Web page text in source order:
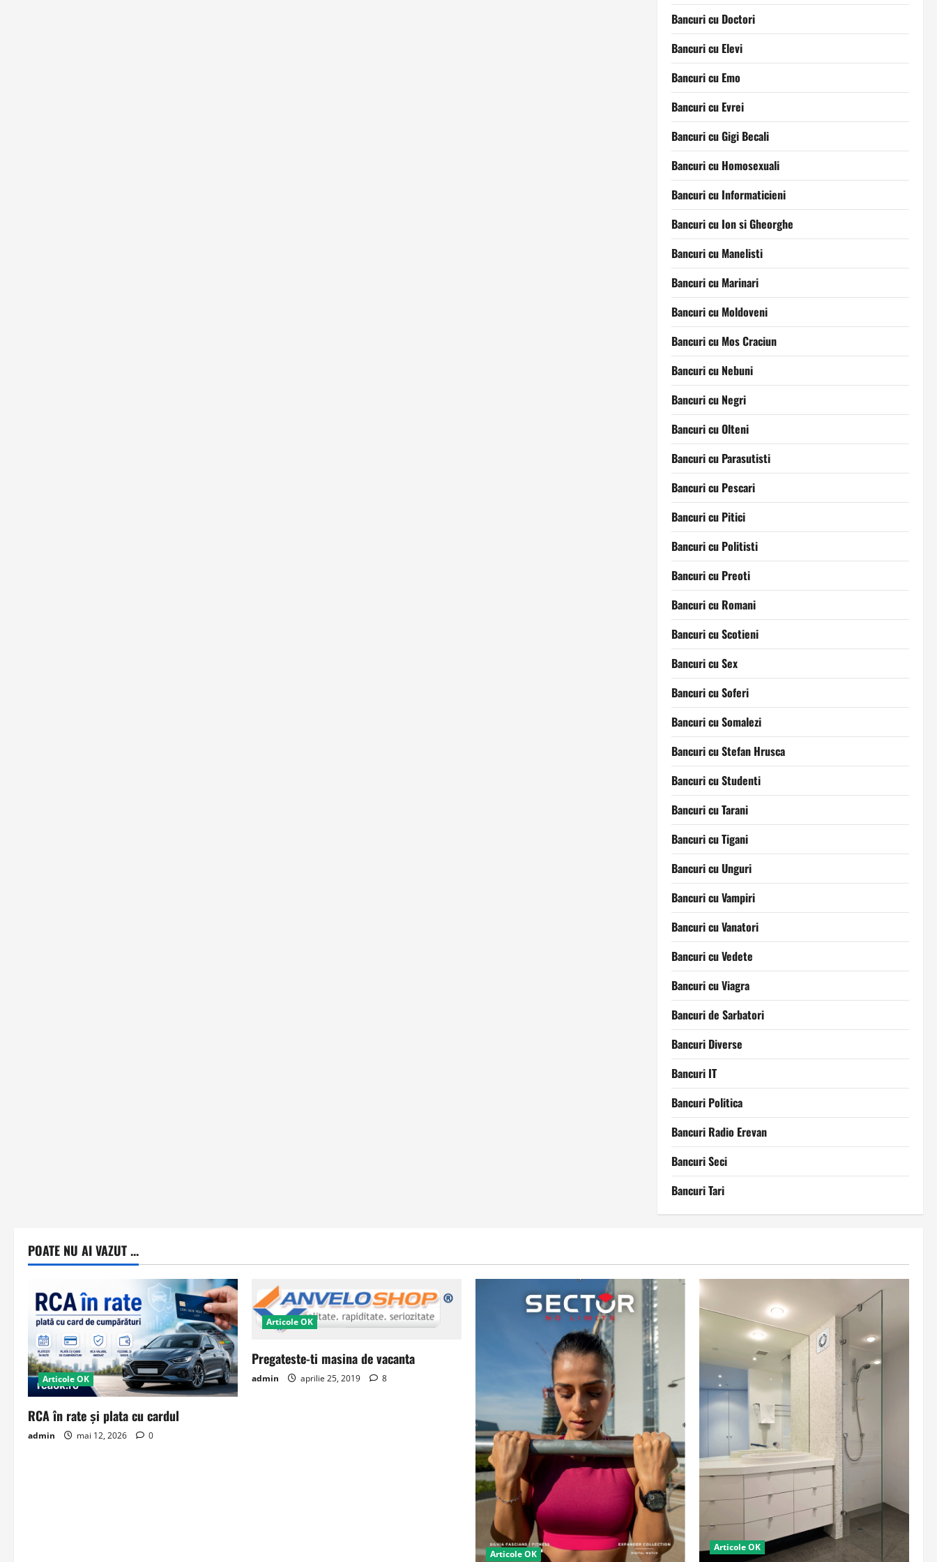
Bancuri cu Doctori
Bancuri cu Elevi
Bancuri cu Emo
Bancuri cu Evrei
Bancuri cu Gigi Becali
Bancuri cu Homosexuali
Bancuri cu Informaticieni
Bancuri cu Ion si Gheorghe
Bancuri cu Manelisti
Bancuri cu Marinari
Bancuri cu Moldoveni
Bancuri cu Mos Craciun
Bancuri cu Nebuni
Bancuri cu Negri
Bancuri cu Olteni
Bancuri cu Parasutisti
Bancuri cu Pescari
Bancuri cu Pitici
Bancuri cu Politisti
Bancuri cu Preoti
Bancuri cu Romani
Bancuri cu Scotieni
Bancuri cu Sex
Bancuri cu Soferi
Bancuri cu Somalezi
Bancuri cu Stefan Hrusca
Bancuri cu Studenti
Bancuri cu Tarani
Bancuri cu Tigani
Bancuri cu Unguri
Bancuri cu Vampiri
Bancuri cu Vanatori
Bancuri cu Vedete
Bancuri cu Viagra
Bancuri de Sarbatori
Bancuri Diverse
Bancuri IT
Bancuri Politica
Bancuri Radio Erevan
Bancuri Seci
Bancuri Tari
POATE NU AI VAZUT ...
Articole OK
RCA în rate și plata cu cardul
admin mai 12, 2026 0
Articole OK
Pregateste-ti masina de vacanta
admin aprilie 25, 2019 8
Articole OK
Articole OK